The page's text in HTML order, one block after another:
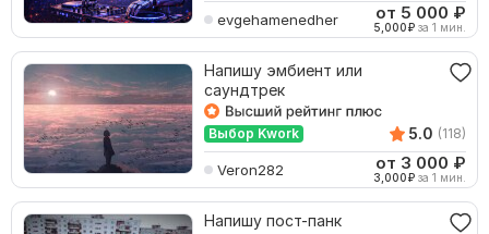
evgehamenedher от 5 000 ₽
5,000₽ за 1 мин.
Напишу эмбиент или
саундтрек
Выбор Kwork 5.0 (118)
Veron282 от 3 000 ₽
3,000₽ за 1 мин.
Напишу пост-панк